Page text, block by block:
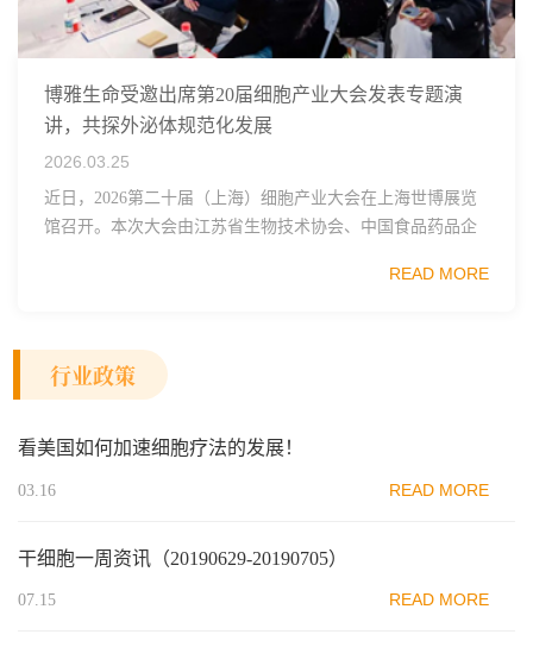
博雅生命受邀出席第20届细胞产业大会发表专题演
讲，共探外泌体规范化发展
2026.03.25
近日，2026第二十届（上海）细胞产业大会在上海世博展览
馆召开。本次大会由江苏省生物技术协会、中国食品药品企
范区生物医药行业协会、瑞士日内瓦长寿科学...
READ MORE
行业政策
看美国如何加速细胞疗法的发展！
03.16 READ MORE
干细胞一周资讯（20190629-20190705）
07.15 READ MORE